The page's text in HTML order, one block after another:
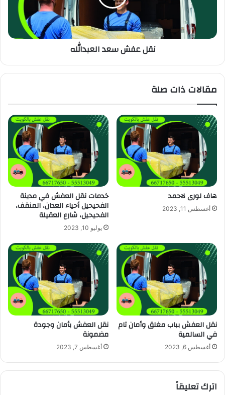
نقل عفش سعد العبدالله
مقالات ذات صلة
هاف لورى لاحمد
أغسطس 11, 2023
خدمات نقل العفش في مدينة
الفحيحيل أحياء العدان، المنقف،
الفحيحيل، شارع العقيلة
يوليو 10, 2023
نقل العفش بباب مغلق وأمان تام
في السالمية
أغسطس 6, 2023
نقل العفش بأمان وجودة
مضمونة
أغسطس 7, 2023
اترك تعليقاً